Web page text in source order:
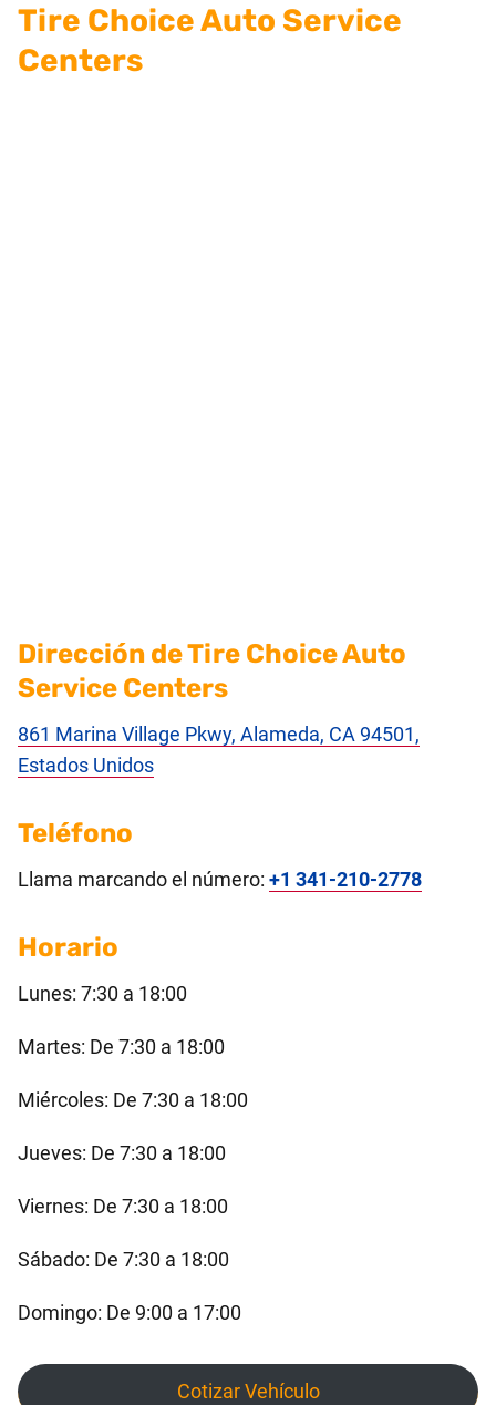
Tire Choice Auto Service
Centers
Dirección de Tire Choice Auto
Service Centers
861 Marina Village Pkwy, Alameda, CA 94501,
Estados Unidos
Teléfono
Llama marcando el número: +1 341-210-2778
Horario
Lunes: 7:30 a 18:00
Martes: De 7:30 a 18:00
Miércoles: De 7:30 a 18:00
Jueves: De 7:30 a 18:00
Viernes: De 7:30 a 18:00
Sábado: De 7:30 a 18:00
Domingo: De 9:00 a 17:00
Cotizar Vehículo